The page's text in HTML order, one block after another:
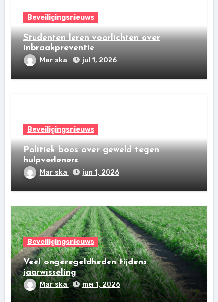
Beveiligingsnieuws
Studenten leren voorlichten over
inbraakpreventie
Mariska jul 1, 2026
Beveiligingsnieuws
Politiek boos over geweld tegen
hulpverleners
Mariska jun 1, 2026
Beveiligingsnieuws
Veel ongeregeldheden tijdens
jaarwisseling
Mariska mei 1, 2026